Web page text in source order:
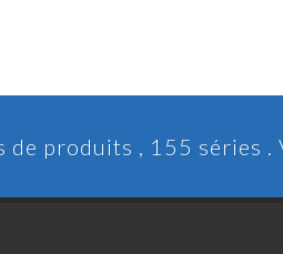
de produits , 155 séries .